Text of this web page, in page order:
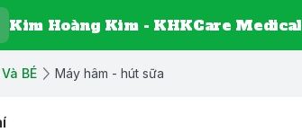
Kim Hoàng Kim - KHKCare Medical
BÉ Máy hâm - hút sữa